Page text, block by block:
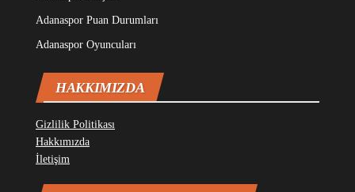
Adanaspor Puan Durumları
Adanaspor Oyuncuları
HAKKIMIZDA
Gizlilik Politikası
Hakkımızda
İletişim